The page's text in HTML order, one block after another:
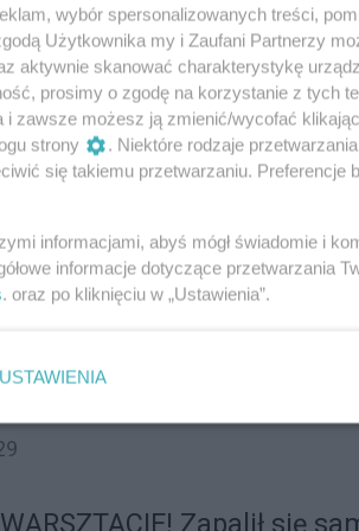
pod Niskiem. Babcia
1,5-roczną wnuczkę!
grozy na Podkarpaciu! W czwartek,
pod Niskiem doszło do
posesji. Babcia manewrująca
18-miesięczną wnuczkę! Ciężko
w Rzeszowie
Pogotowia Ratunkowego.
3
rowerzystę pod
drodze krajowej nr 94 w
tuż po godzinie 14:00 samochód
Na trasie między Łańcutem a
się gigantyczne korki, a służby
Zapalił się
wybór spersonalizowanych treści,
Użytkownika my i Zaufani Partnerzy
aktywnie skanować charakterystykę
prosimy o zgodę na korzystanie z tych
i zawsze możesz ją zmienić/wycofać
strony
. Niektóre rodzaje
się takiemu przetwarzaniu. Preferencje
informacjami, abyś mógł świadomie i
informacje dotyczące przetwarzania
. oraz po kliknięciu w „Ustawienia”.
USTAWIENIA